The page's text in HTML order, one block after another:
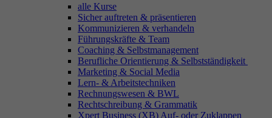
alle Kurse
Sicher auftreten & präsentieren
Kommunizieren & verhandeln
Führungskräfte & Team
Coaching & Selbstmanagement
Berufliche Orientierung & Selbstständigkeit
Marketing & Social Media
Lern- & Arbeitstechniken
Rechnungswesen & BWL
Rechtschreibung & Grammatik
Xpert Business (XB) Auf- oder Zuklappen